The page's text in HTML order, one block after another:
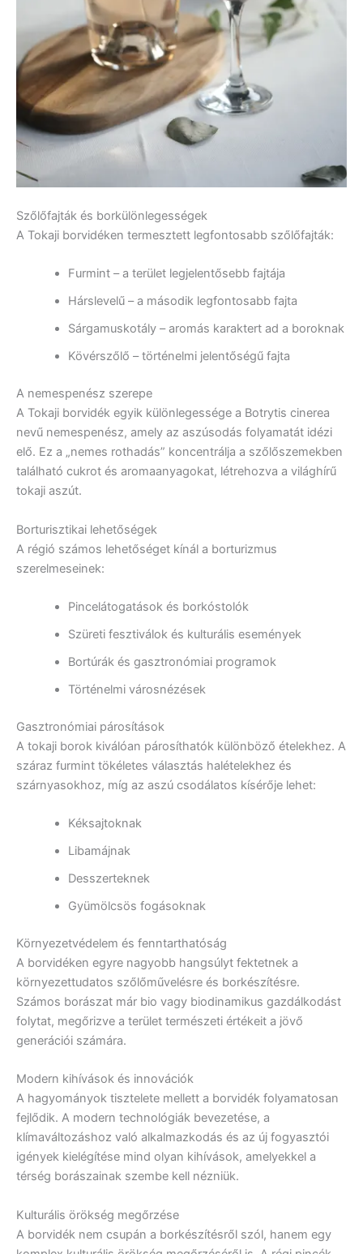
Szőlőfajták és borkülönlegességek
A Tokaji borvidéken termesztett legfontosabb szőlőfajták:
Furmint – a terület legjelentősebb fajtája
Hárslevelű – a második legfontosabb fajta
Sárgamuskotály – aromás karaktert ad a boroknak
Kövérszőlő – történelmi jelentőségű fajta
A nemespenész szerepe
A Tokaji borvidék egyik különlegessége a Botrytis cinerea
nevű nemespenész, amely az aszúsodás folyamatát idézi
elő. Ez a „nemes rothadás” koncentrálja a szőlőszemekben
található cukrot és aromaanyagokat, létrehozva a világhírű
tokaji aszút.
Borturisztikai lehetőségek
A régió számos lehetőséget kínál a borturizmus
szerelmeseinek:
Pincelátogatások és borkóstolók
Szüreti fesztiválok és kulturális események
Bortúrák és gasztronómiai programok
Történelmi városnézések
Gasztronómiai párosítások
A tokaji borok kiválóan párosíthatók különböző ételekhez. A
száraz furmint tökéletes választás halételekhez és
szárnyasokhoz, míg az aszú csodálatos kísérője lehet:
Kéksajtoknak
Libamájnak
Desszerteknek
Gyümölcsös fogásoknak
Környezetvédelem és fenntarthatóság
A borvidéken egyre nagyobb hangsúlyt fektetnek a
környezettudatos szőlőművelésre és borkészítésre.
Számos borászat már bio vagy biodinamikus gazdálkodást
folytat, megőrizve a terület természeti értékeit a jövő
generációi számára.
Modern kihívások és innovációk
A hagyományok tisztelete mellett a borvidék folyamatosan
fejlődik. A modern technológiák bevezetése, a
klímaváltozáshoz való alkalmazkodás és az új fogyasztói
igények kielégítése mind olyan kihívások, amelyekkel a
térség borászainak szembe kell nézniük.
Kulturális örökség megőrzése
A borvidék nem csupán a borkészítésről szól, hanem egy